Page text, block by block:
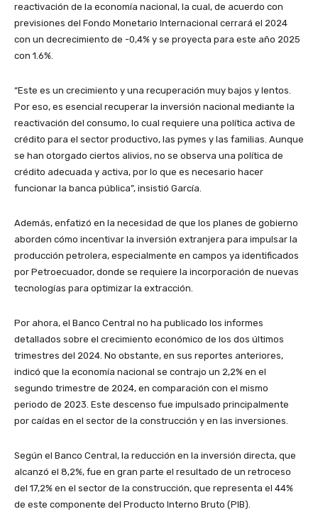
reactivación de la economía nacional, la cual, de acuerdo con
previsiones del Fondo Monetario Internacional cerrará el 2024
con un decrecimiento de -0,4% y se proyecta para este año 2025
con 1.6%.
“Este es un crecimiento y una recuperación muy bajos y lentos.
Por eso, es esencial recuperar la inversión nacional mediante la
reactivación del consumo, lo cual requiere una política activa de
crédito para el sector productivo, las pymes y las familias. Aunque
se han otorgado ciertos alivios, no se observa una política de
crédito adecuada y activa, por lo que es necesario hacer
funcionar la banca pública”, insistió García.
Además, enfatizó en la necesidad de que los planes de gobierno
aborden cómo incentivar la inversión extranjera para impulsar la
producción petrolera, especialmente en campos ya identificados
por Petroecuador, donde se requiere la incorporación de nuevas
tecnologías para optimizar la extracción.
Por ahora, el Banco Central no ha publicado los informes
detallados sobre el crecimiento económico de los dos últimos
trimestres del 2024. No obstante, en sus reportes anteriores,
indicó que la economía nacional se contrajo un 2,2% en el
segundo trimestre de 2024, en comparación con el mismo
periodo de 2023. Este descenso fue impulsado principalmente
por caídas en el sector de la construcción y en las inversiones.
Según el Banco Central, la reducción en la inversión directa, que
alcanzó el 8,2%, fue en gran parte el resultado de un retroceso
del 17,2% en el sector de la construcción, que representa el 44%
de este componente del Producto Interno Bruto (PIB).